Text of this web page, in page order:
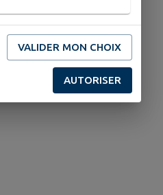
VALIDER MON CHOIX
AUTORISER